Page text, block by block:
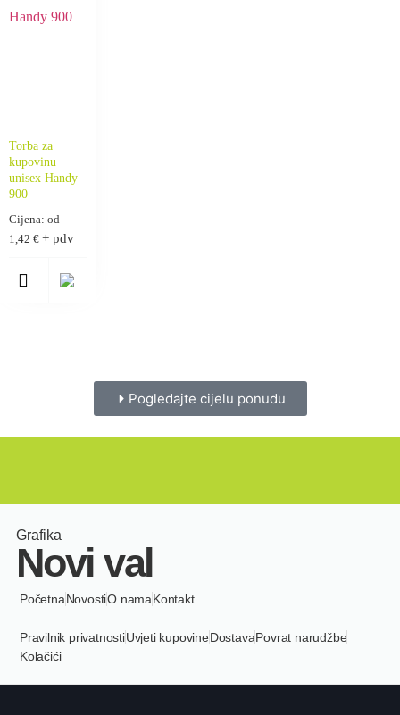
Torba za
kupovinu
unisex Handy
900
Cijena: od
1,42 € + pdv
Pogledajte cijelu ponudu
Grafika
Novi val
PočetnaNovostiO namaKontakt
Pravilnik privatnostiUvjeti kupovineDostavaPovrat narudžbe
Kolačići